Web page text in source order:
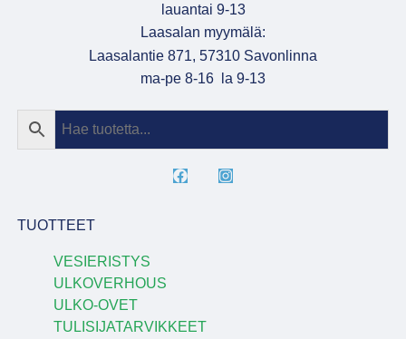
lauantai 9-13
Laasalan myymälä:
Laasalantie 871, 57310 Savonlinna
ma-pe 8-16 la 9-13
TUOTTEET
VESIERISTYS
ULKOVERHOUS
ULKO-OVET
TULISIJATARVIKKEET